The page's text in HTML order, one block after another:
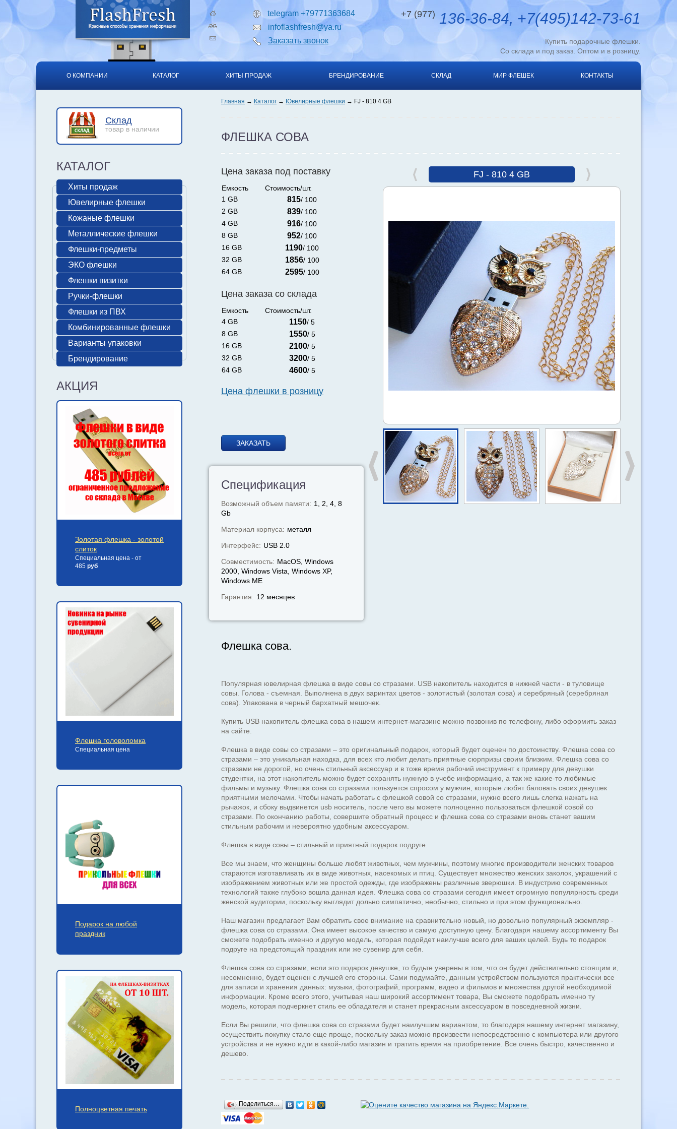
telegram +79771363684
infoflashfresh@ya.ru
Заказать звонок
+7 (977) 136-36-84, +7(495)142-73-61
Купить подарочные флешки.
Со склада и под заказ. Оптом и в розницу.
О КОМПАНИИ КАТАЛОГ ХИТЫ ПРОДАЖ БРЕНДИРОВАНИЕ СКЛАД МИР ФЛЕШЕК КОНТАКТЫ
Главная Каталог Ювелирные флешки FJ - 810 4 GB
ФЛЕШКА СОВА
FJ - 810 4 GB
Цена заказа под поставку
Емкость
Стоимость/шт.
1 GB
815/ 100
2 GB
839/ 100
4 GB
916/ 100
8 GB
952/ 100
16 GB
1190/ 100
32 GB
1856/ 100
64 GB
2595/ 100
Цена заказа со склада
Емкость
Стоимость/шт.
4 GB
1150/ 5
8 GB
1550/ 5
16 GB
2100/ 5
32 GB
3200/ 5
64 GB
4600/ 5
Цена флешки в розницу
ЗАКАЗАТЬ
Спецификация
Возможный объем памяти: 1, 2, 4, 8
Gb
Материал корпуса: металл
Интерфейс: USB 2.0
Совместимость: MacOS, Windows
2000, Windows Vista, Windows XP,
Windows МЕ
Гарантия: 12 месяцев
Флешка сова.
Популярная ювелирная флешка в виде совы со стразами. USB накопитель находится в нижней части - в туловище
совы. Голова - съемная. Выполнена в двух варинтах цветов - золотистый (золотая сова) и серебряный (серебряная
сова). Упакована в черный бархатный мешочек.
Купить USB накопитель флешка сова в нашем интернет-магазине можно позвонив по телефону, либо оформить заказ
на сайте.
Флешка в виде совы со стразами – это оригинальный подарок, который будет оценен по достоинству. Флешка сова со
стразами – это уникальная находка, для всех кто любит делать приятные сюрпризы своим близким. Флешка сова со
стразами не дорогой, но очень стильный аксессуар и в тоже время рабочий инструмент к примеру для девушки
студентки, на этот накопитель можно будет сохранять нужную в учебе информацию, а так же какие-то любимые
фильмы и музыку. Флешка сова со стразами пользуется спросом у мужчин, которые любят баловать своих девушек
приятными мелочами. Чтобы начать работать с флешкой совой со стразами, нужно всего лишь слегка нажать на
рычажок, и сбоку выдвинется usb носитель, после чего вы можете полноценно пользоваться флешкой совой со
стразами. По окончанию работы, совершите обратный процесс и флешка сова со стразами вновь станет вашим
стильным рабочим и невероятно удобным аксессуаром.
Флешка в виде совы – стильный и приятный подарок подруге
Все мы знаем, что женщины больше любят животных, чем мужчины, поэтому многие производители женских товаров
стараются изготавливать их в виде животных, насекомых и птиц. Существует множество женских заколок, украшений с
изображением животных или же простой одежды, где изображены различные зверюшки. В индустрию современных
технологий также глубоко вошла данная идея. Флешка сова со стразами сегодня имеет огромную популярность среди
женской аудитории, поскольку выглядит дольно симпатично, необычно, стильно и при этом функционально.
Наш магазин предлагает Вам обратить свое внимание на сравнительно новый, но довольно популярный экземпляр -
флешка сова со стразами. Она имеет высокое качество и самую доступную цену. Благодаря нашему ассортименту Вы
сможете подобрать именно и другую модель, которая подойдет наилучше всего для ваших целей. Будь то подарок
подруге на предстоящий праздник или же сувенир для себя.
Флешка сова со стразами, если это подарок девушке, то будьте уверены в том, что он будет действительно стоящим и,
несомненно, будет оценен с лучшей его стороны. Сами подумайте, данным устройством пользуются практически все
для записи и хранения данных: музыки, фотографий, программ, видео и фильмов и множества другой необходимой
информации. Кроме всего этого, учитывая наш широкий ассортимент товара, Вы сможете подобрать именно ту
модель, которая подчеркнет стиль ее обладателя и станет прекрасным аксессуаром в повседневной жизни.
Если Вы решили, что флешка сова со стразами будет наилучшим вариантом, то благодаря нашему интернет магазину,
осуществить покупку стало еще проще, поскольку заказ можно произвести непосредственно с компьютера или другого
устройства и не нужно идти в какой-либо магазин и тратить время на приобретение. Все очень быстро, качественно и
дешево.
Поделиться…
Склад
товар в наличии
КАТАЛОГ
Хиты продаж
Ювелирные флешки
Кожаные флешки
Металлические флешки
Флешки-предметы
ЭКО флешки
Флешки визитки
Ручки-флешки
Флешки из ПВХ
Комбинированные флешки
Варианты упаковки
Брендирование
АКЦИЯ
Золотая флешка - золотой
слиток
Специальная цена - от
485 руб
Флешка головоломка
Специальная цена
Подарок на любой
праздник
Полноцветная печать